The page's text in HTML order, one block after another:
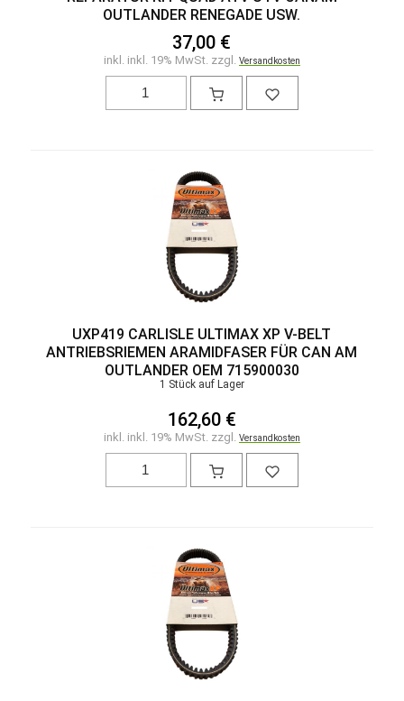
OUTLANDER RENEGADE USW.
37,00 €
inkl. inkl. 19% MwSt. zzgl. Versandkosten
UXP419 CARLISLE ULTIMAX XP V-BELT
ANTRIEBSRIEMEN ARAMIDFASER FÜR CAN AM
OUTLANDER OEM 715900030
1 Stück auf Lager
162,60 €
inkl. inkl. 19% MwSt. zzgl. Versandkosten